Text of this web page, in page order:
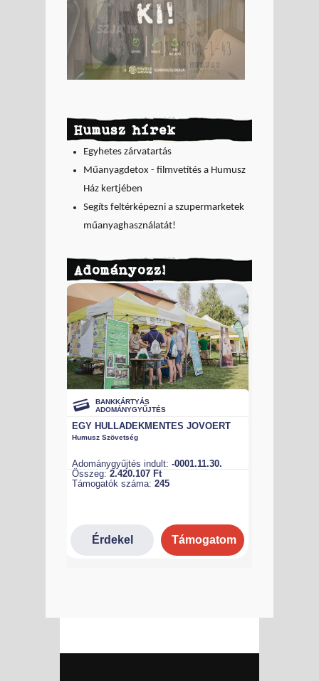
Humusz hírek
Egyhetes zárvatartás
Műanyagdetox - filmvetítés a Humusz
Ház kertjében
Segíts feltérképezni a szupermarketek
műanyaghasználatát!
Adományozz!